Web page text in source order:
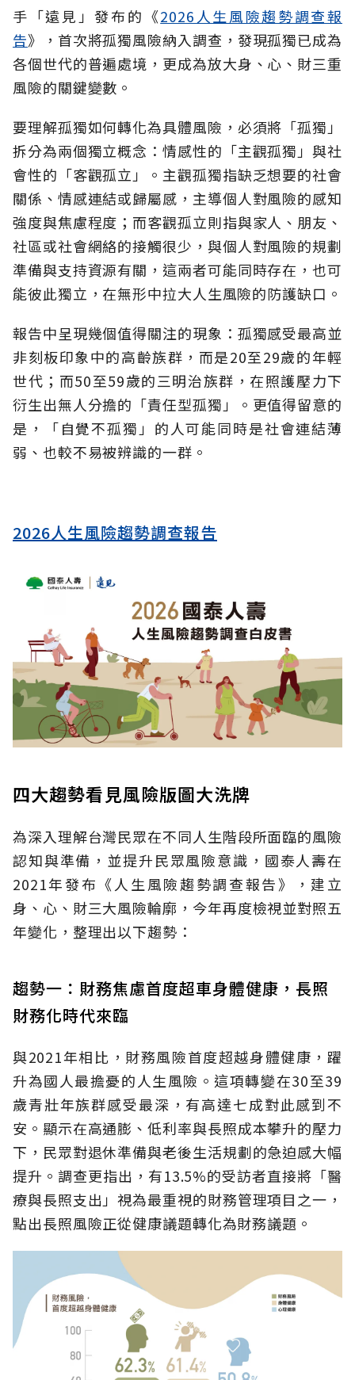
手「遠見」發布的《2026人生風險趨勢調查報
告》，首次將孤獨風險納入調查，發現孤獨已成為
各個世代的普遍處境，更成為放大身、心、財三重
風險的關鍵變數。
要理解孤獨如何轉化為具體風險，必須將「孤獨」
拆分為兩個獨立概念：情感性的「主觀孤獨」與社
會性的「客觀孤立」。主觀孤獨指缺乏想要的社會
關係、情感連結或歸屬感，主導個人對風險的感知
強度與焦慮程度；而客觀孤立則指與家人、朋友、
社區或社會網絡的接觸很少，與個人對風險的規劃
準備與支持資源有關，這兩者可能同時存在，也可
能彼此獨立，在無形中拉大人生風險的防護缺口。
報告中呈現幾個值得關注的現象：孤獨感受最高並
非刻板印象中的高齡族群，而是20至29歲的年輕
世代；而50至59歲的三明治族群，在照護壓力下
衍生出無人分擔的「責任型孤獨」。更值得留意的
是，「自覺不孤獨」的人可能同時是社會連結薄
弱、也較不易被辨識的一群。
2026人生風險趨勢調查報告
四大趨勢看見風險版圖大洗牌
為深入理解台灣民眾在不同人生階段所面臨的風險
認知與準備，並提升民眾風險意識，國泰人壽在
2021年發布《人生風險趨勢調查報告》，建立
身、心、財三大風險輪廓，今年再度檢視並對照五
年變化，整理出以下趨勢：
趨勢一：財務焦慮首度超車身體健康，長照
財務化時代來臨
與2021年相比，財務風險首度超越身體健康，躍
升為國人最擔憂的人生風險。這項轉變在30至39
歲青壯年族群感受最深，有高達七成對此感到不
安。顯示在高通膨、低利率與長照成本攀升的壓力
下，民眾對退休準備與老後生活規劃的急迫感大幅
提升。調查更指出，有13.5%的受訪者直接將「醫
療與長照支出」視為最重視的財務管理項目之一，
點出長照風險正從健康議題轉化為財務議題。